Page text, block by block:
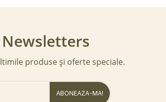
produse și oferte speciale.
ABONEAZA-MA!